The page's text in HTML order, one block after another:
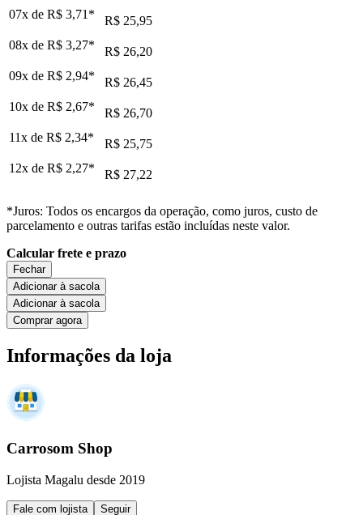
07x de R$ 3,71 *
R$ 25,95
08x de R$ 3,27*
R$ 26,20
09x de R$ 2,94*
R$ 26,45
10x de R$ 2,67*
R$ 26,70
11x de R$ 2,34*
R$ 25,75
12x de R$ 2,27* R$ 27,22
*Juros: Todos os encargos da operação, como juros, custo de
parcelamento e outras tarifas estão incluídas neste valor.
Calcular frete e prazo
Fechar
Adicionar à sacola
Adicionar à sacola
Comprar agora
Informações da loja
Carrosom Shop
Lojista Magalu desde 2019
Fale com lojista Seguir